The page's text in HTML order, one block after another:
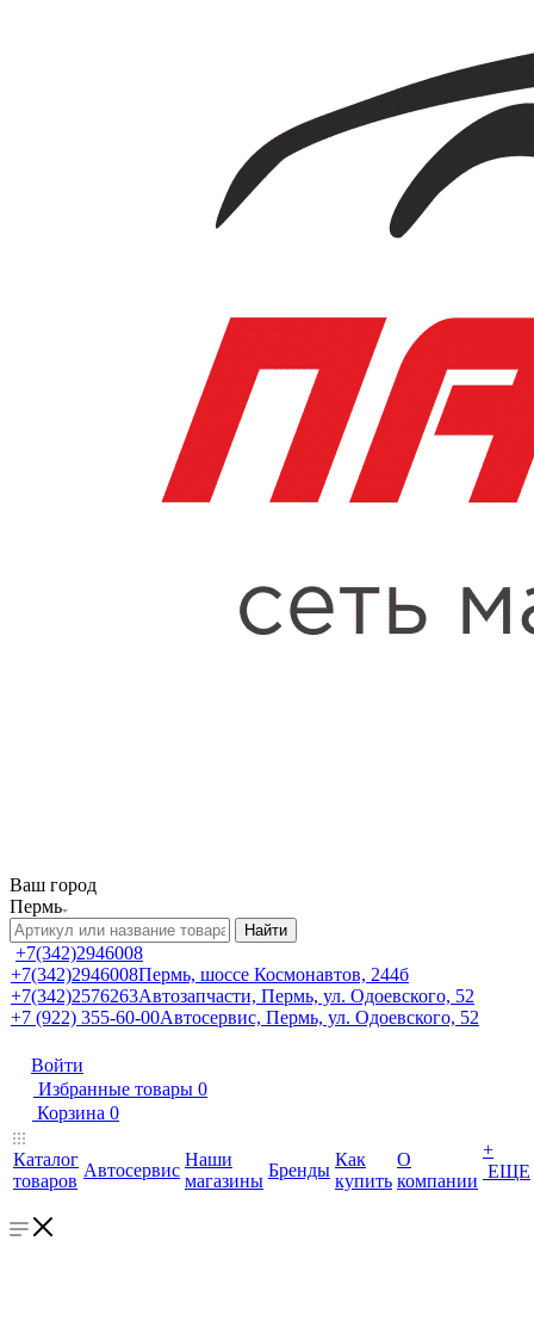
Ваш город
Пермь
Найти
+7(342)2946008
+7(342)2946008Пермь, шоссе Космонавтов, 244б
+7(342)2576263Автозапчасти, Пермь, ул. Одоевского, 52
+7 (922) 355-60-00Автосервис, Пермь, ул. Одоевского, 52
Войти
Избранные товары 0
Корзина 0
Каталог
товаров
Автосервис
Наши
магазины
Бренды
Как
купить
О
компании
+
ЕЩЕ